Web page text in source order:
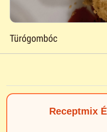
Türógombóc
Receptmix